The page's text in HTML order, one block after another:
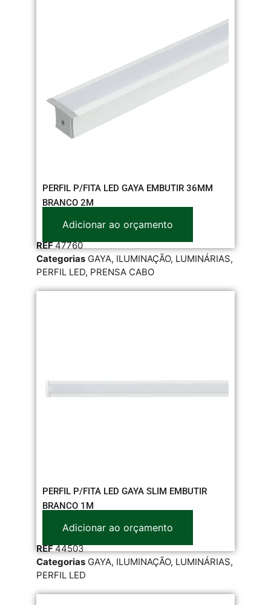
PERFIL P/FITA LED GAYA EMBUTIR 36MM
BRANCO 2M
Adicionar ao orçamento
REF47760
Categorias GAYA, ILUMINAÇÃO, LUMINÁRIAS,
PERFIL LED, PRENSA CABO
PERFIL P/FITA LED GAYA SLIM EMBUTIR
BRANCO 1M
Adicionar ao orçamento
REF44503
Categorias GAYA, ILUMINAÇÃO, LUMINÁRIAS,
PERFIL LED